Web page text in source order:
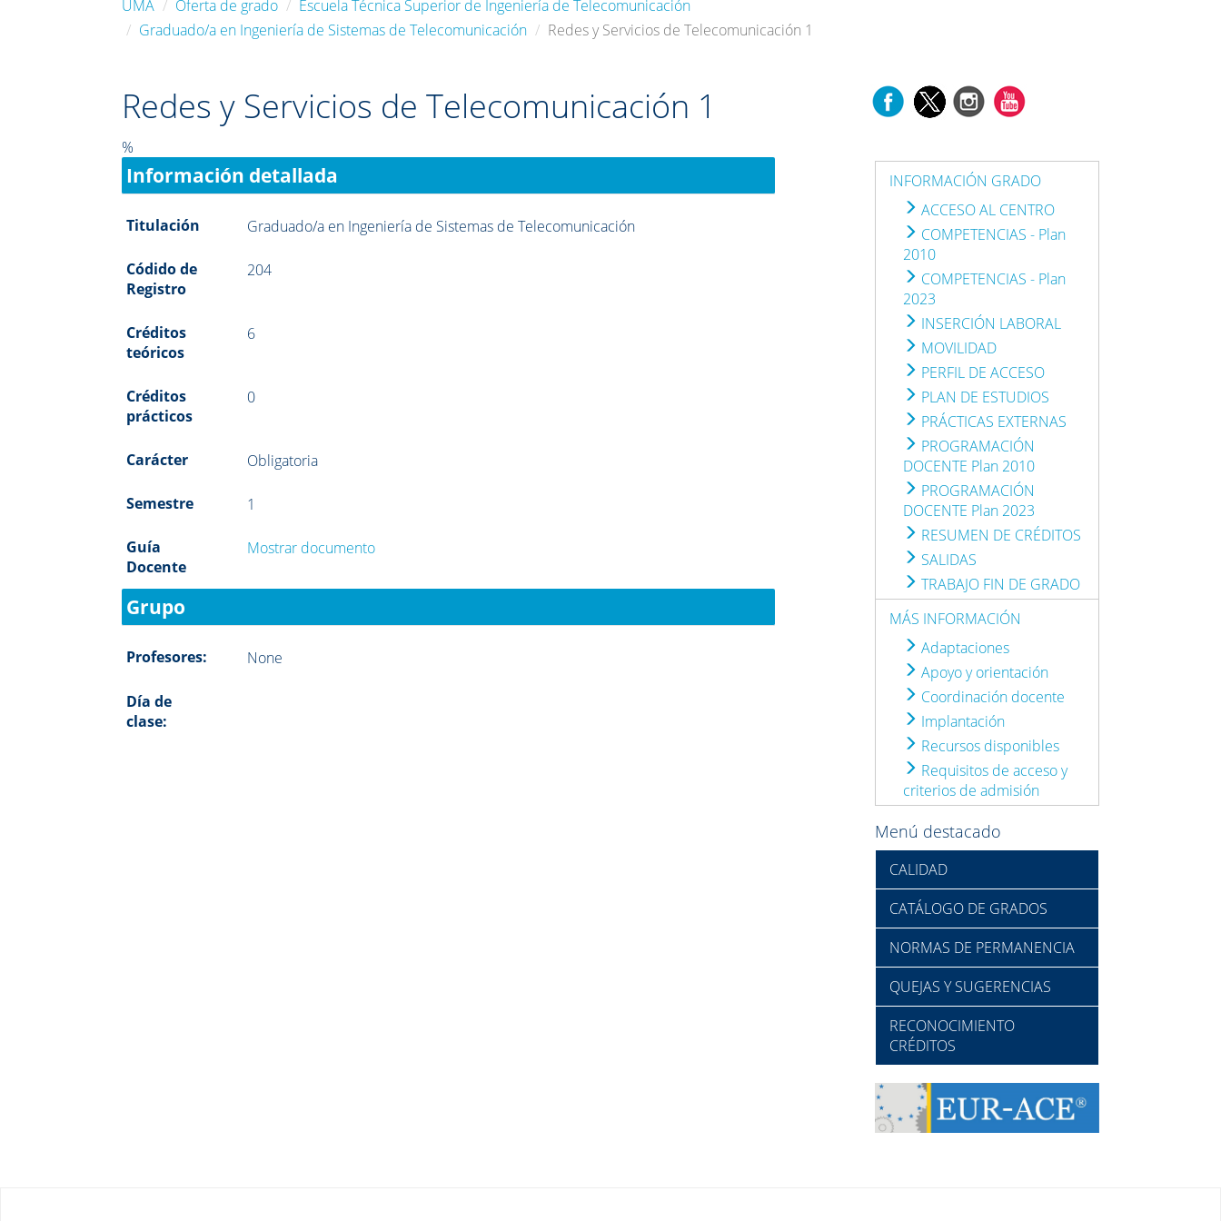
UMA Oferta de grado
Escuela Técnica Superior de Ingeniería de Telecomunicación
Graduado/a en Ingeniería de Sistemas de Telecomunicación
Redes y Servicios de Telecomunicación 1
Redes y Servicios de Telecomunicación 1
%
Información detallada
Titulación Graduado/a en Ingeniería de Sistemas de Telecomunicación
Códido de
Registro
204
Créditos
teóricos
6
Créditos
prácticos
0
Carácter Obligatoria
Semestre 1
Guía
Docente
Mostrar documento
Grupo
Profesores: None
Día de
clase:
INFORMACIÓN GRADO
ACCESO AL CENTRO
COMPETENCIAS - Plan
2010
COMPETENCIAS - Plan
2023
INSERCIÓN LABORAL
MOVILIDAD
PERFIL DE ACCESO
PLAN DE ESTUDIOS
PRÁCTICAS EXTERNAS
PROGRAMACIÓN
DOCENTE Plan 2010
PROGRAMACIÓN
DOCENTE Plan 2023
RESUMEN DE CRÉDITOS
SALIDAS
TRABAJO FIN DE GRADO
MÁS INFORMACIÓN
Adaptaciones
Apoyo y orientación
Coordinación docente
Implantación
Recursos disponibles
Requisitos de acceso y
criterios de admisión
Menú destacado
CALIDAD
CATÁLOGO DE GRADOS
NORMAS DE PERMANENCIA
QUEJAS Y SUGERENCIAS
RECONOCIMIENTO
CRÉDITOS